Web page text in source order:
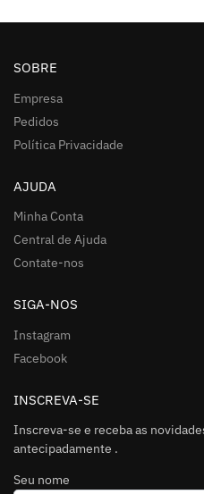
SOBRE
Empresa
Pedidos
Política Privacidade
AJUDA
Minha Conta
Central de Ajuda
Contate-nos
SIGA-NOS
Instagram
Facebook
INSCREVA-SE
Inscreva-se e receba as
antecipadamente .
Seu nome